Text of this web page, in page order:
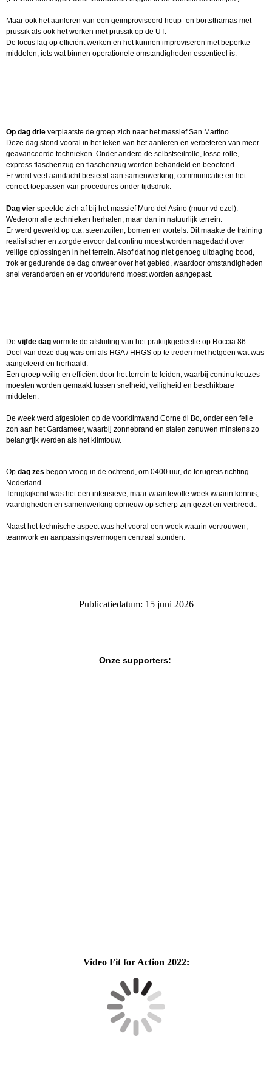
Maar ook het aanleren van een geïmproviseerd heup- en bortstharnas met
prussik als ook het werken met prussik op de UT.
De focus lag op efficiënt werken en het kunnen improviseren met beperkte
middelen, iets wat binnen operationele omstandigheden essentieel is.
Op dag drie verplaatste de groep zich naar het massief San Martino.
Deze dag stond vooral in het teken van het aanleren en verbeteren van meer
geavanceerde technieken. Onder andere de selbstseilrolle, losse rolle,
express flaschenzug en flaschenzug werden behandeld en beoefend.
Er werd veel aandacht besteed aan samenwerking, communicatie en het
correct toepassen van procedures onder tijdsdruk.
Dag vier speelde zich af bij het massief Muro del Asino (muur vd ezel).
Wederom alle technieken herhalen, maar dan in natuurlijk terrein.
Er werd gewerkt op o.a. steenzuilen, bomen en wortels. Dit maakte de training
realistischer en zorgde ervoor dat continu moest worden nagedacht over
veilige oplossingen in het terrein. Alsof dat nog niet genoeg uitdaging bood,
trok er gedurende de dag onweer over het gebied, waardoor omstandigheden
snel veranderden en er voortdurend moest worden aangepast.
De vijfde dag vormde de afsluiting van het praktijkgedeelte op Roccia 86.
Doel van deze dag was om als HGA / HHGS op te treden met hetgeen wat was
aangeleerd en herhaald.
Een groep veilig en efficiënt door het terrein te leiden, waarbij continu keuzes
moesten worden gemaakt tussen snelheid, veiligheid en beschikbare
middelen.
De week werd afgesloten op de voorklimwand Corne di Bo, onder een felle
zon aan het Gardameer, waarbij zonnebrand en stalen zenuwen minstens zo
belangrijk werden als het klimtouw.
Op dag zes begon vroeg in de ochtend, om 0400 uur, de terugreis richting
Nederland.
Terugkijkend was het een intensieve, maar waardevolle week waarin kennis,
vaardigheden en samenwerking opnieuw op scherp zijn gezet en verbreedt.
Naast het technische aspect was het vooral een week waarin vertrouwen,
teamwork en aanpassingsvermogen centraal stonden.
Publicatiedatum: 15 juni 2026
Onze supporters:
Video Fit for Action 2022: